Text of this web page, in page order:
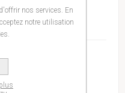
nos services. En
notre utilisation